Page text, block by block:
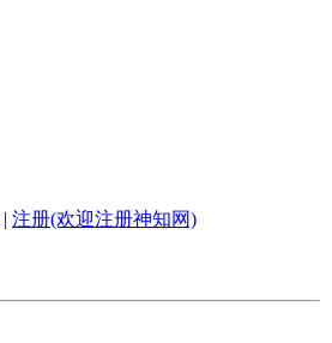
| 注册(欢迎注册神知网)